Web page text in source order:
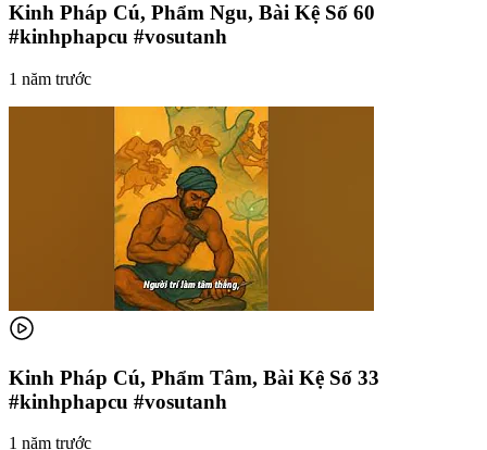
Kinh Pháp Cú, Phẩm Ngu, Bài Kệ Số 60
#kinhphapcu #vosutanh
1 năm trước
Kinh Pháp Cú, Phẩm Tâm, Bài Kệ Số 33
#kinhphapcu #vosutanh
1 năm trước